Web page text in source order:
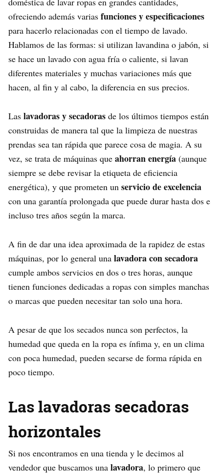
ofreciendo además varias funciones y especificaciones
para hacerlo relacionadas con el tiempo de lavado.
Hablamos de las formas: si utilizan lavandina o jabón, si
se hace un lavado con agua fría o caliente, si lavan
diferentes materiales y muchas variaciones más que
hacen, al fin y al cabo, la diferencia en sus precios.
Las lavadoras y secadoras de los últimos tiempos están
construidas de manera tal que la limpieza de nuestras
prendas sea tan rápida que parece cosa de magia. A su
vez, se trata de máquinas que ahorran energía (aunque
siempre se debe revisar la etiqueta de eficiencia
energética), y que prometen un servicio de excelencia
con una garantía prolongada que puede durar hasta dos e
incluso tres años según la marca.
A fin de dar una idea aproximada de la rapidez de estas
máquinas, por lo general una lavadora con secadora
cumple ambos servicios en dos o tres horas, aunque
tienen funciones dedicadas a ropas con simples manchas
o marcas que pueden necesitar tan solo una hora.
A pesar de que los secados nunca son perfectos, la
humedad que queda en la ropa es ínfima y, en un clima
con poca humedad, pueden secarse de forma rápida en
poco tiempo.
Las lavadoras secadoras
horizontales
Si nos encontramos en una tienda y le decimos al
vendedor que buscamos una lavadora, lo primero que